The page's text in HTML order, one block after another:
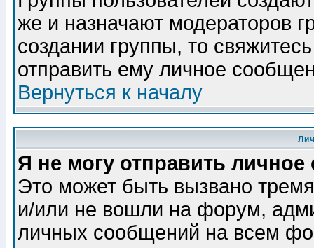
же и назначают модераторов
создании группы, то
отправить ему личное
Вернуться к началу
Я не могу отправить
Это может быть вызвано
и/или не вошли на форум,
личных сообщений на всем